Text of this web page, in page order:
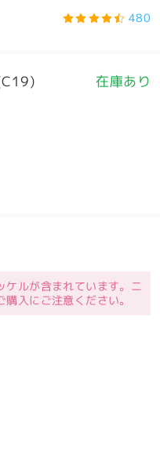
480
在庫あり
ケルが含まれています。ニ
入にご注意ください。